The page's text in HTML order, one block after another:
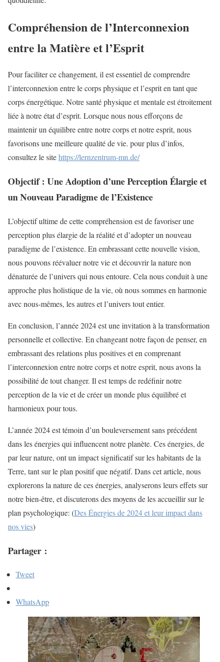
Compréhension de l’Interconnexion
entre la Matière et l’Esprit
Pour faciliter ce changement, il est essentiel de comprendre
l’interconnexion entre le corps physique et l’esprit en tant que
corps énergétique. Notre santé physique et mentale est étroitement
liée à notre état d’esprit. Lorsque nous nous efforçons de
maintenir un équilibre entre notre corps et notre esprit, nous
favorisons une meilleure qualité de vie. pour plus d’infos,
consultez le sitehttps://lernzentrum-mn.de/
Objectif : Une Adoption d’une Perception Élargie et
un Nouveau Paradigme de l’Existence
L’objectif ultime de cette compréhension est de favoriser une
perception plus élargie de la réalité et d’adopter un nouveau
paradigme de l’existence. En embrassant cette nouvelle vision,
nous pouvons réévaluer notre vie et découvrir la nature non
dénaturée de l’univers qui nous entoure. Cela nous conduit à une
approche plus holistique de la vie, où nous sommes en harmonie
avec nous-mêmes, les autres et l’univers tout entier.
En conclusion, l’année 2024 est une invitation à la transformation
personnelle et collective. En changeant notre façon de penser, en
embrassant des relations plus positives et en comprenant
l’interconnexion entre notre corps et notre esprit, nous avons la
possibilité de tout changer. Il est temps de redéfinir notre
perception de la vie et de créer un monde plus équilibré et
harmonieux pour tous.
L’année 2024 est témoin d’un bouleversement sans précédent
dans les énergies qui influencent notre planète. Ces énergies, de
par leur nature, ont un impact significatif sur les habitants de la
Terre, tant sur le plan positif que négatif. Dans cet article, nous
explorerons la nature de ces énergies, analyserons leurs effets sur
notre bien-être, et discuterons des moyens de les accueillir sur le
plan psychologique: (Des Énergies de 2024 et leur impact dans
nos vies)
Partager :
Tweet
WhatsApp